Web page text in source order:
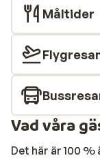
Måltider
Vad våra
Det här är 100